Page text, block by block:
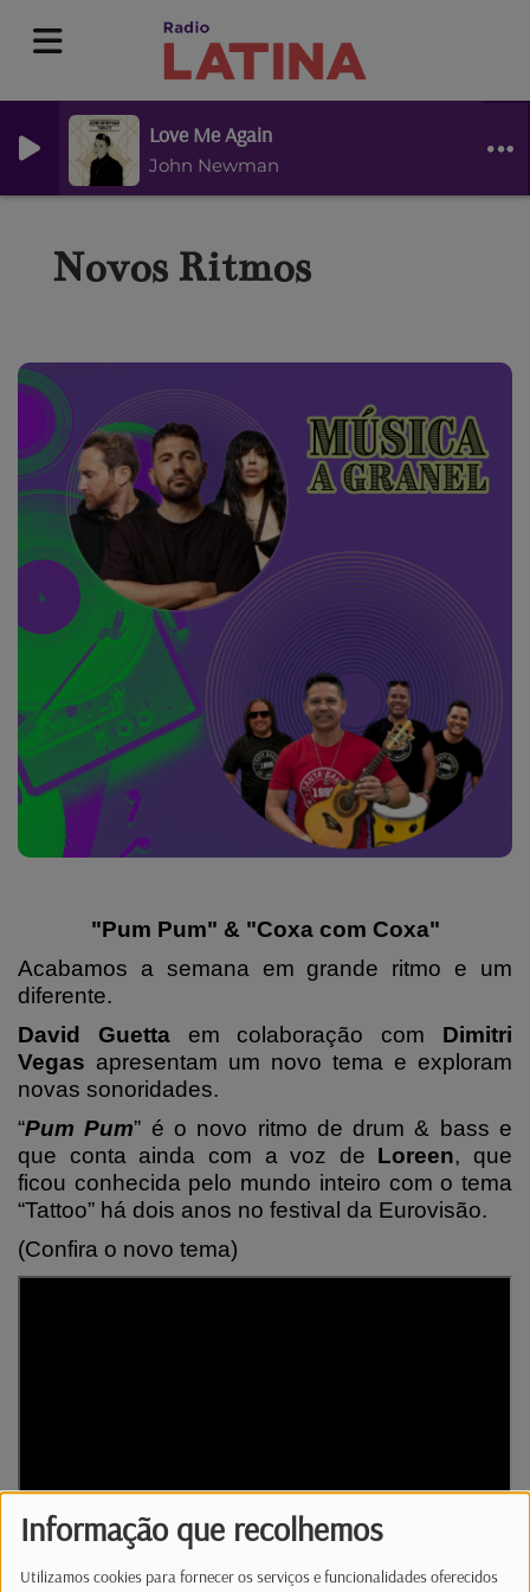
Informação que recolhemos
Utilizamos cookies para fornecer os serviços e funcionalidades oferecidos
Love Me Again
John Newman
Novos Ritmos
"Pum Pum" & "Coxa com Coxa"
Acabamos a semana em grande ritmo e um
diferente.
David Guettaem colaboração com Dimitri
Vegas apresentam um novo tema e exploram
novas sonoridades.
“Pum Pum” é o novo ritmo de drum & bass e
que conta ainda com a voz de Loreen, que
ficou conhecida pelo mundo inteiro com o tema
“Tattoo” há dois anos no festival da Eurovisão.
(Confira o novo tema)